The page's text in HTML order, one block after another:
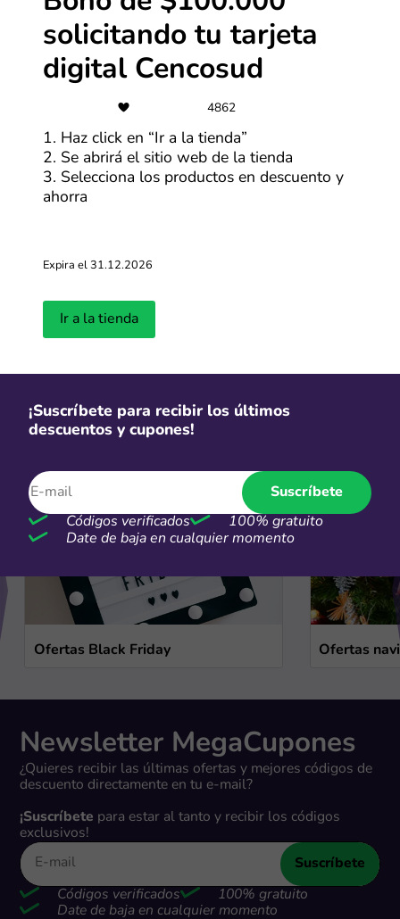
Últimas entradas del blog
2026?
Ofertas de temporada
Ofertas Black Friday Ofertas
Newsletter MegaCupones
¿Quieres recibir las últimas ofertas y mejores códigos de
descuento directamente en tu e-mail?
¡Suscríbete para estar al tanto y recibir los códigos
exclusivos!
Suscríbete
Códigos verificados
100% gratuito
Date de baja en cualquier momento
solicitando tu tarjeta
digital Cencosud
4862
1. Haz click en “Ir a la tienda”
2. Se abrirá el sitio web de la tienda
3. Selecciona los productos en descuento y
ahorra
Expira el 31.12.2026
Ir a la tienda
¡Suscríbete para recibir los últimos
descuentos y cupones!
Suscríbete
Códigos verificados
100% gratuito
Date de baja en cualquier momento